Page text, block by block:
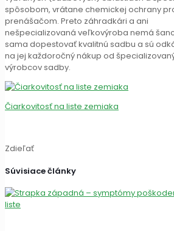
spôsobom, vrátane chemickej ochrany
prenášačom. Preto záhradkári a ani
nešpecializovaná veľkovýroba nemá
sama dopestovať kvalitnú sadbu a sú
na jej každoročný nákup od
výrobcov sadby.
Čiarkovitosť na liste zemiaka
Zdieľať
Súvisiace články